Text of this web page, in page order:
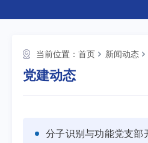
当前位置： 首页 新闻动态
党建动态
分子识别与功能党支部